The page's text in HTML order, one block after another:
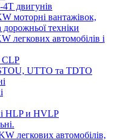
двигунів
моторні вантажівок,
дорожньої техніки
легкових автомобілів і
CLP
UTTO та TDTO
HLP и HVLP
легкових автомобілів,